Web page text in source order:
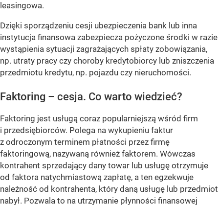
leasingowa.
Dzięki sporządzeniu cesji ubezpieczenia bank lub inna
instytucja finansowa zabezpiecza pożyczone środki w razie
wystąpienia sytuacji zagrażających spłaty zobowiązania,
np. utraty pracy czy choroby kredytobiorcy lub zniszczenia
przedmiotu kredytu, np. pojazdu czy nieruchomości.
Faktoring – cesja. Co warto wiedzieć?
Faktoring jest usługą coraz popularniejszą wśród firm
i przedsiębiorców. Polega na wykupieniu faktur
z odroczonym terminem płatności przez firmę
faktoringową, nazywaną również faktorem. Wówczas
kontrahent sprzedający dany towar lub usługę otrzymuje
od faktora natychmiastową zapłatę, a ten egzekwuje
należność od kontrahenta, który daną usługę lub przedmiot
nabył. Pozwala to na utrzymanie płynności finansowej